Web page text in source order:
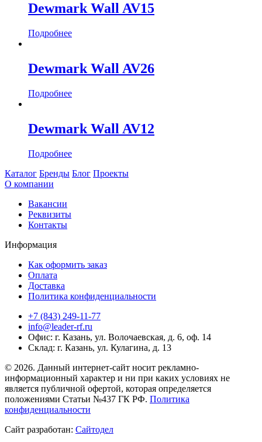
Dewmark Wall AV15
Подробнее
Dewmark Wall AV26
Подробнее
Dewmark Wall AV12
Подробнее
Каталог Бренды Блог Проекты
О компании
Вакансии
Реквизиты
Контакты
Информация
Как оформить заказ
Оплата
Доставка
Политика конфиденциальности
+7 (843) 249-11-77
info@leader-rf.ru
Офис: г. Казань, ул. Волочаевская, д. 6, оф. 14
Склад: г. Казань, ул. Кулагина, д. 13
© 2026. Данный интернет-сайт носит рекламно-
информационный характер и ни при каких условиях не
является публичной офертой, которая определяется
положениями Статьи №437 ГК РФ. Политика
конфиденциальности
Сайт разработан: Сайтодел